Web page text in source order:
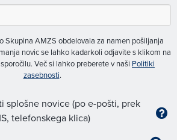
Skupina AMZS obdelovala za namen pošiljanja
novic se lahko kadarkoli odjavite s klikom na
Več si lahko preberete v naši Politiki
zasebnosti.
splošne novice (po e-pošti, prek
telefonskega klica)